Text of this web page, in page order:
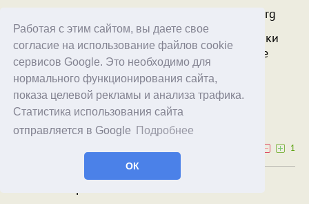
Работая с этим сайтом, вы даете свое
согласие на использование файлов cookie
сервисов Google. Это необходимо для
нормального функционирования сайта,
показа целевой рекламы и анализа трафика.
Статистика использования сайта
отправляется в Google
Подробнее
ОК
А само слово древнее: ru.wikipedia.org
Интересно, что в индоевропейские языки
оно попало из тюрских, но если дальше
ковырять, то оказывается снова
индоевропейским.
Chlorian Michaell
10:52
1